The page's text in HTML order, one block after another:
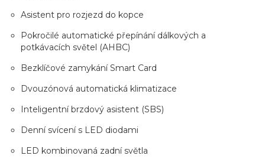
Asistent pro rozjezd do kopce
Pokročilé automatické přepínání dálkových a
potkávacích světel (AHBC)
Bezklíčové zamykání Smart Card
Dvouzónová automatická klimatizace
Inteligentní brzdový asistent (SBS)
Denní svícení s LED diodami
LED kombinovaná zadní světla